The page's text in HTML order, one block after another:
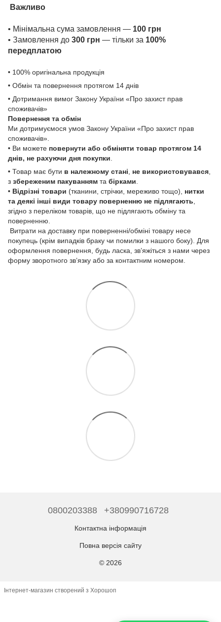
Важливо
• Мінімальна сума замовлення — 100 грн
• Замовлення до 300 грн — тільки за 100%
передплатою
• 100% оригінальна продукція
• Обмін та повернення протягом 14 днів
• Дотримання вимог Закону України «Про захист прав
споживачів»
Повернення та обмін
Ми дотримуємося умов Закону України «Про захист прав
споживачів».
• Ви можете повернути або обміняти товар протягом 14
днів, не рахуючи дня покупки
• Товар має бути в належному стані не використовувався
з збереженим пакуванням та бірками
• Відрізні товари (тканини, стрічки, мереживо тощо), нитки
та деякі інші види товару поверненню не підлягають
згідно з переліком товарів, що не підлягають обміну та
поверненню.
Витрати на доставку при поверненні/обміні товару несе
покупець (крім випадків браку чи помилки з нашого боку). Для
оформлення повернення, будь ласка, зв’яжіться з нами через
форму зворотного зв’язку або за контактним номером.
0800203388 +380990716728
Контактна інформація
Повна версія сайту
© 2026
Інтернет-магазин створений з Хорошоп